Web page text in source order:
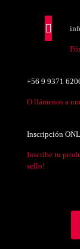
+56 9 9371
O llámenos a
Inscripción
Inscribe tu
sello!